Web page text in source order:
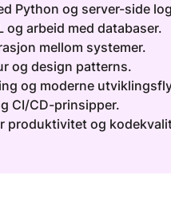
Python og server-side
og arbeid med databaser.
mellom systemer.
og design patterns.
og moderne
CI/CD-prinsipper.
produktivitet og